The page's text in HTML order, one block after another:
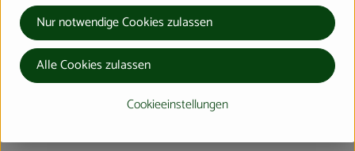
Wo kommt´s her?
Sie zählte bis Mitte des 18. Jahrhunderts zu den wichtigsten
Grundnahrungsmitteln in Deutschland. Kartoffel und Karotte
verdrängten sie in den letzten Jahrzehnten. Vielen Bauern war
leider die siebenmonatige Wartezeit von der Saat bis zur Ernte
Cookieeinstellungen
Nur notwendige Cookies zulassen
Alle Cookies zulassen